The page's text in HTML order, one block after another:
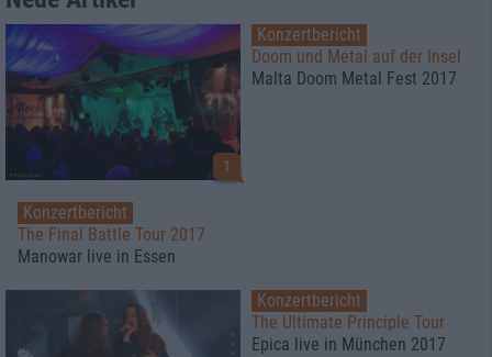
1
Konzertbericht
Doom und Metal auf der Insel
Malta Doom Metal Fest 2017
Konzertbericht
The Final Battle Tour 2017
Manowar live in Essen
Konzertbericht
The Ultimate Principle Tour
Epica live in München 2017